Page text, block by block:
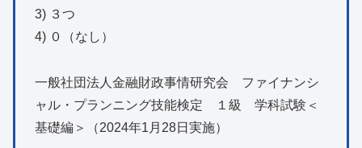
3) ３つ
4) ０（なし）
一般社団法人金融財政事情研究会 ファイナンシ
ャル・プランニング技能検定 １級 学科試験＜
基礎編＞（2024年1月28日実施）